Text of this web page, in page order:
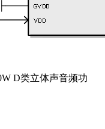
D类立体声音频功